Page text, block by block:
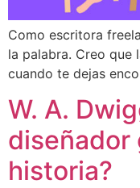
Como escritora
la palabra. Creo que
cuando te dejas
W. A.
diseñador
historia?